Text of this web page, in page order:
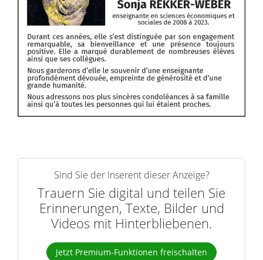
Sind Sie der Inserent dieser Anzeige?
Trauern Sie digital und teilen Sie
Erinnerungen, Texte, Bilder und
Videos mit Hinterbliebenen.
Jetzt Premium-Funktionen freischalten